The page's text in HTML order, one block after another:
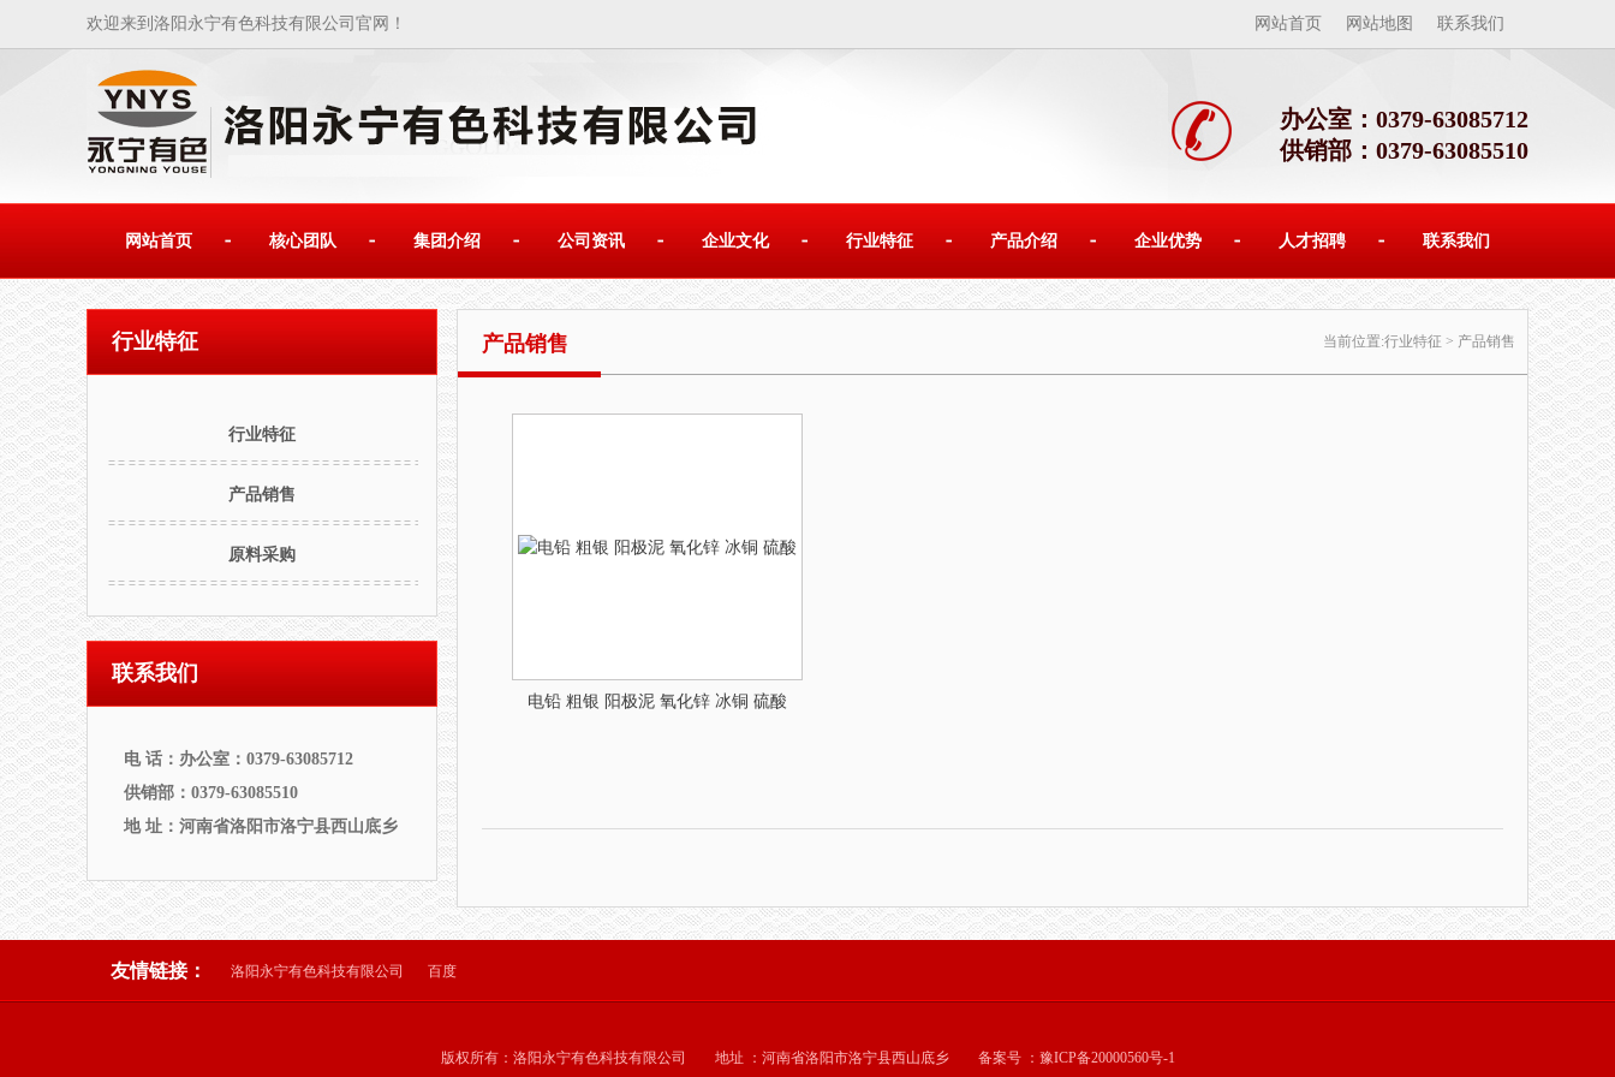
欢迎来到洛阳永宁有色科技有限公司官网！ 网站首页 网站地图 联系我们
办公室：0379-63085712
供销部：0379-63085510
网站首页 核心团队 集团介绍 公司资讯 企业文化 行业特征 产品介绍 企业优势 人才招聘 联系我们
行业特征
行业特征
产品销售
原料采购
联系我们
电 话：办公室：0379-63085712
供销部：0379-63085510
地 址：河南省洛阳市洛宁县西山底乡
产品销售 当前位置:行业特征 > 产品销售
电铅 粗银 阳极泥 氧化锌 冰铜 硫酸
友情链接： 洛阳永宁有色科技有限公司 百度
版权所有：洛阳永宁有色科技有限公司 地址 ：河南省洛阳市洛宁县西山底乡 备案号 ：豫ICP备20000560号-1